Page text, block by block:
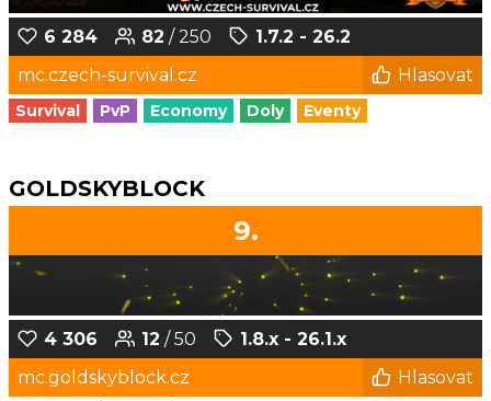
6 284 82 / 250
1.7.2 - 26.2
mc.czech-survival.cz
Hlasovat
Survival PvP Economy Doly Eventy
GOLDSKYBLOCK
9.
4 306 12 / 50
1.8.x - 26.1.x
mc.goldskyblock.cz
Hlasovat